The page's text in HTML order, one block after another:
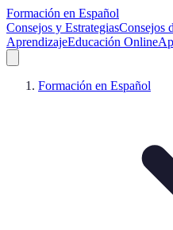
Formación en Español
Consejos y EstrategiasConsejos
AprendizajeEducación Online
Formación en Español